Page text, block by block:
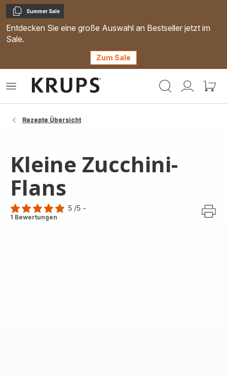
Kopieren
Summer Sale
Entdecken Sie eine große Auswahl an Bestseller jetzt im
Sale.
Zum Sale
Mein
Mein
Das
Rezepte Übersicht
Kleine Zucchini-
Flans
Bewertung
5 /5 -
1 Bewertungen